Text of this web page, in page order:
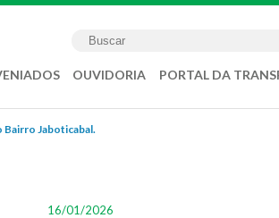
OUVIDORIA PORTAL DA
Bairro Jaboticabal.
16/01/2026